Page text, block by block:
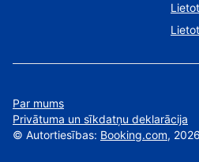
Par mums
Privātuma un sīkdatņu deklarācija
© Autortiesības: Booking.com, 2026